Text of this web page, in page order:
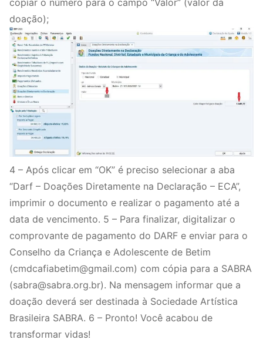
doação);
4 – Após clicar em “OK” é preciso selecionar a aba
“Darf – Doações Diretamente na Declaração – ECA”,
imprimir o documento e realizar o pagamento até a
data de vencimento. 5 – Para finalizar, digitalizar o
comprovante de pagamento do DARF e enviar para o
Conselho da Criança e Adolescente de Betim
(cmdcafiabetim@gmail.com) com cópia para a SABRA
(sabra@sabra.org.br). Na mensagem informar que a
doação deverá ser destinada à Sociedade Artística
Brasileira SABRA. 6 – Pronto! Você acabou de
transformar vidas!